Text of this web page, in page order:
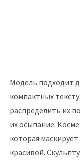
Модель подходит
компактных
распределить их
их осыпание.
которая
красивой.